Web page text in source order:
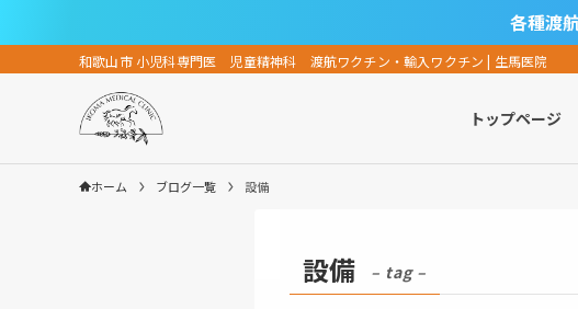
各種渡
和歌山市 小児科専門医 児童精神科 渡航ワクチン・輸入ワクチン | 生馬医院
トップページ
ホーム ブログ一覧 設備
設備 – tag –